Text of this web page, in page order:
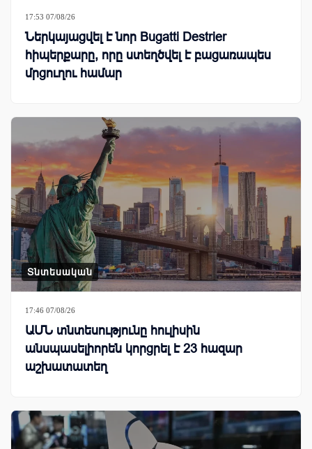
17:53 07/08/26
Ներկայացվել է նոր Bugatti Destrier
հիպերքարը, որը ստեղծվել է բացառապես
մրցուղու համար
Տնտեսական
17:46 07/08/26
ԱՄՆ տնտեսությունը հուլիսին
անսպասելիորեն կորցրել է 23 հազար
աշխատատեղ